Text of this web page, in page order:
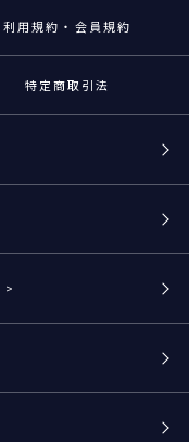
利用規約・会員規約
特定商取引法
>